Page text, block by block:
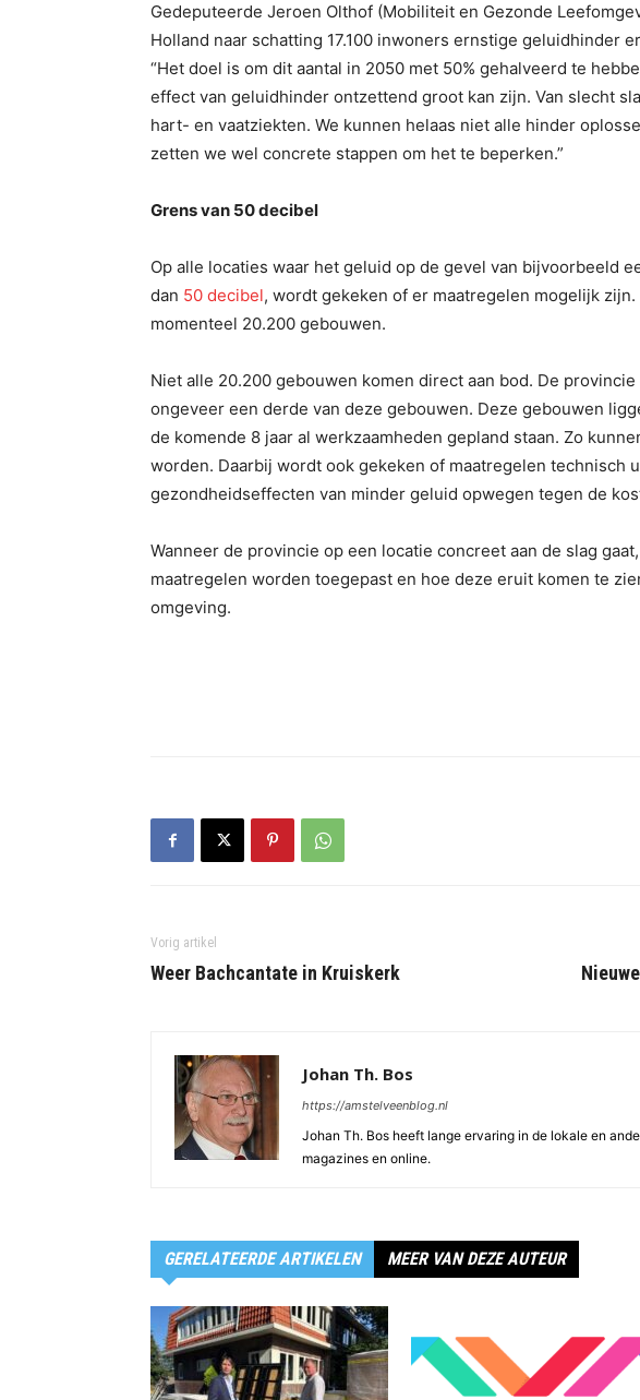
Gedeputeerde Jeroen Olthof (Mobiliteit en Gezonde
Holland naar schatting 17.100 inwoners ernstige geluidhinder
“Het doel is om dit aantal in 2050 met 50% gehalveerd te
effect van geluidhinder ontzettend groot kan zijn. Van slecht
hart- en vaatziekten. We kunnen helaas niet alle hinder
zetten we wel concrete stappen om het te beperken.”
Grens van 50 decibel
Op alle locaties waar het geluid op de gevel van bijvoorbeeld
dan 50 decibel, wordt gekeken of er maatregelen mogelijk
momenteel 20.200 gebouwen.
Niet alle 20.200 gebouwen komen direct aan bod. De
ongeveer een derde van deze gebouwen. Deze gebouwen
de komende 8 jaar al werkzaamheden gepland staan. Zo
worden. Daarbij wordt ook gekeken of maatregelen technisch
gezondheidseffecten van minder geluid opwegen tegen de
Wanneer de provincie op een locatie concreet aan de slag
maatregelen worden toegepast en hoe deze eruit komen te
omgeving.
Vorig artikel
Weer Bachcantate in Kruiskerk
Johan Th. Bos
https://amstelveenblog.nl
Johan Th. Bos heeft lange ervaring in de lokale en
magazines en online.
GERELATEERDE ARTIKELEN MEER VAN DEZE AUTEUR